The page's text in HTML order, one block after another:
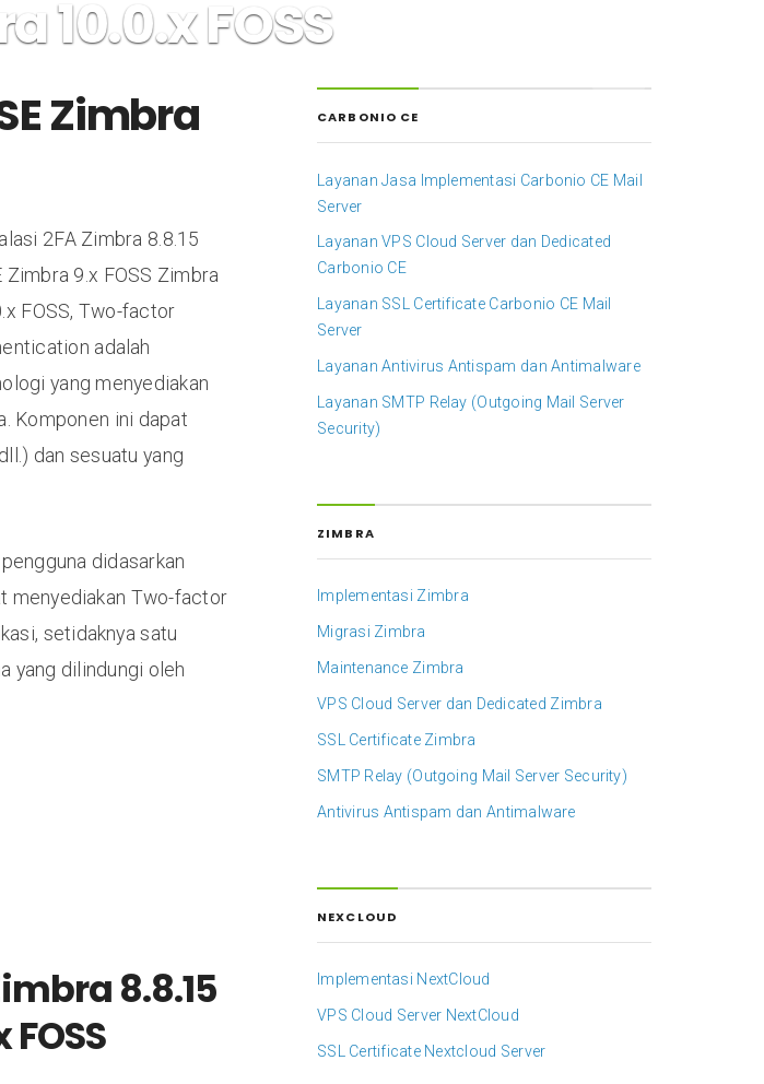
10.0.x FOSS
Zimbra
2FA Zimbra 8.8.15
Zimbra 9.x FOSS Zimbra
FOSS, Two-factor
adalah
yang menyediakan
Komponen ini dapat
dan sesuatu yang
didasarkan
menyediakan Two-factor
setidaknya satu
yang dilindungi oleh
8.8.15
CARBONIO CE
Layanan Jasa Implementasi Carbonio CE Mail
Server
Layanan VPS Cloud Server dan Dedicated
Carbonio CE
Layanan SSL Certificate Carbonio CE Mail
Server
Layanan Antivirus Antispam dan Antimalware
Layanan SMTP Relay (Outgoing Mail Server
Security)
ZIMBRA
Implementasi Zimbra
Migrasi Zimbra
Maintenance Zimbra
VPS Cloud Server dan Dedicated Zimbra
SSL Certificate Zimbra
SMTP Relay (Outgoing Mail Server Security)
Antivirus Antispam dan Antimalware
NEXCLOUD
Implementasi NextCloud
VPS Cloud Server NextCloud
SSL Certificate Nextcloud Server